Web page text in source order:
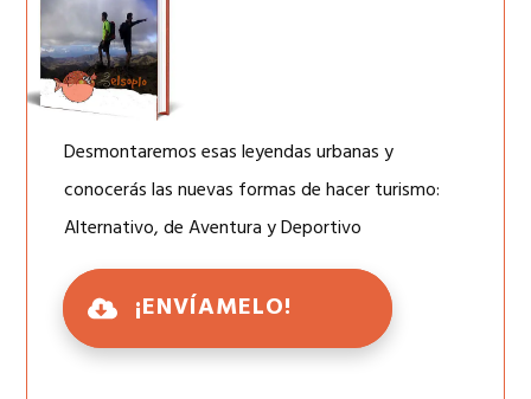
Desmontaremos esas leyendas urbanas y
conocerás las nuevas formas de hacer turismo:
Alternativo, de Aventura y Deportivo
¡ENVÍAMELO!